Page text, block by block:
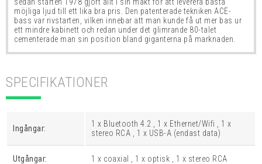
sedan starten 1978 gjort allt i sin makt för att leverera bästa
möjliga ljud till ett lika bra pris. Den patenterade tekniken ACE-
bass var rivstarten, vilken innebar att man kunde få ut mer bas ur
ett mindre kabinett och redan under det glimrande 80-talet
cementerade man sin position bland giganterna på marknaden.
SPECIFIKATIONER
Ingångar:
1 x Bluetooth 4.2 , 1 x Ethernet/Wifi , 1 x
stereo RCA , 1 x USB-A (endast data)
Utgångar: 1 x coaxial , 1 x optisk , 1 x stereo RCA